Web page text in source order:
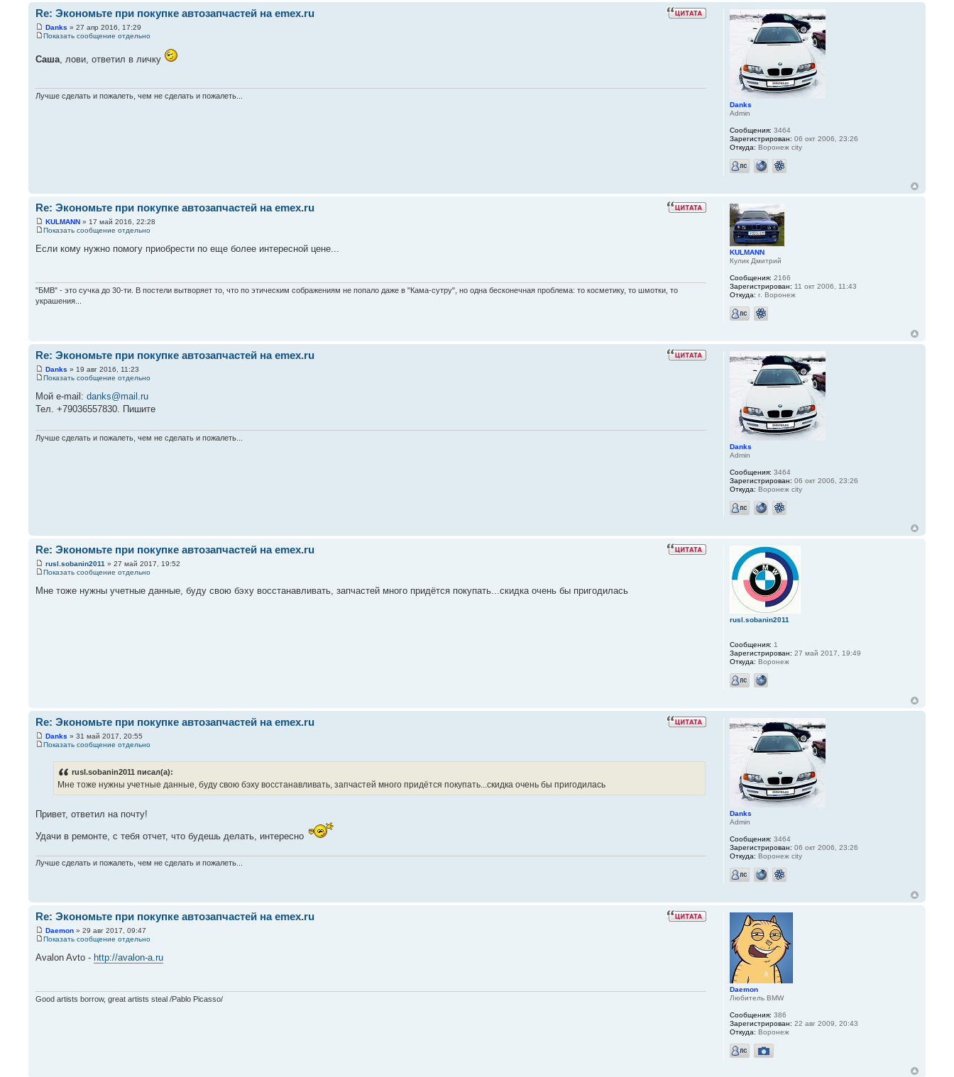
Re: Экономьте при покупке автозапчастей на emex.ru
Danks » 27 апр 2016, 17:29
Показать сообщение отдельно
Саша , лови, ответил в личку
Лучше сделать и пожалеть, чем не сделать и пожалеть...
Danks
Admin
Сообщения: 3464
Зарегистрирован: 06 окт 2006, 23:26
Откуда: Воронеж city
Re: Экономьте при покупке автозапчастей на emex.ru
KULMANN » 17 май 2016, 22:28
Показать сообщение отдельно
Если кому нужно помогу приобрести по еще более интересной цене...
"БМВ" - это сучка до 30-ти. В постели вытворяет то, что по этическим сображениям не попало даже в "Кама-сутру", но одна бесконечная проблема: то косметику, то шмотки, то
украшения...
KULMANN
Кулик Дмитрий
Сообщения: 2166
Зарегистрирован: 11 окт 2006, 11:43
Откуда: г. Воронеж
Re: Экономьте при покупке автозапчастей на emex.ru
Danks » 19 авг 2016, 11:23
Показать сообщение отдельно
Мой e-mail: danks@mail.ru
Тел. +79036557830. Пишите
Лучше сделать и пожалеть, чем не сделать и пожалеть...
Danks
Admin
Сообщения: 3464
Зарегистрирован: 06 окт 2006, 23:26
Откуда: Воронеж city
Re: Экономьте при покупке автозапчастей на emex.ru
rusl.sobanin2011 » 27 май 2017, 19:52
Показать сообщение отдельно
Мне тоже нужны учетные данные, буду свою бэху восстанавливать, запчастей много придётся покупать...скидка очень бы пригодилась
rusl.sobanin2011
Сообщения: 1
Зарегистрирован: 27 май 2017, 19:49
Откуда: Воронеж
Re: Экономьте при покупке автозапчастей на emex.ru
Danks » 31 май 2017, 20:55
Показать сообщение отдельно
rusl.sobanin2011 писал(а):
Мне тоже нужны учетные данные, буду свою бэху восстанавливать, запчастей много придётся покупать...скидка очень бы пригодилась
Привет, ответил на почту!
Удачи в ремонте, с тебя отчет, что будешь делать, интересно
Лучше сделать и пожалеть, чем не сделать и пожалеть...
Danks
Admin
Сообщения: 3464
Зарегистрирован: 06 окт 2006, 23:26
Откуда: Воронеж city
Re: Экономьте при покупке автозапчастей на emex.ru
Daemon » 29 авг 2017, 09:47
Показать сообщение отдельно
Avalon Avto - http://avalon-a.ru
Good artists borrow, great artists steal /Pablo Picasso/
Daemon
Любитель BMW
Сообщения: 386
Зарегистрирован: 22 авг 2009, 20:43
Откуда: Воронеж